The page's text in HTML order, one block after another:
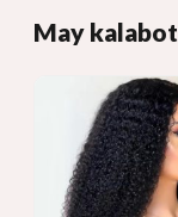
May